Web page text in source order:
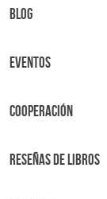
BLOG
Eventos
Cooperación
Reseñas de libros